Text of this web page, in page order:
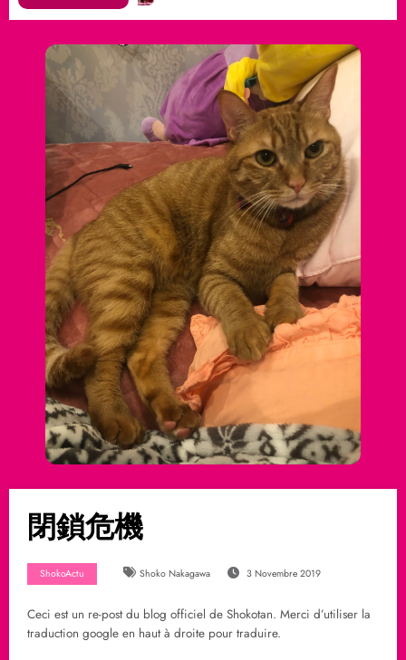
閉鎖危機
ShokoActu Shoko Nakagawa 3 Novembre 2019
Ceci est un re-post du blog officiel de Shokotan. Merci d’utiliser la
traduction google en haut à droite pour traduire.